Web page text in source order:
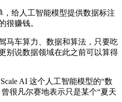
给人工智能模型提供数据标注
很赚钱。
车算力、数据和算法，只要吃
别说数据领域在此之前可以算得
AI 这个人工智能模型的“数
曾很凡尔赛地表示只是某个“夏天